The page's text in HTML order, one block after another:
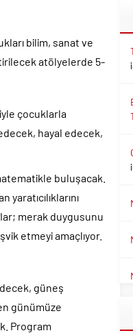
bilim, sanat ve
atölyelerde 5-
çocuklarla
hayal edecek,
buluşacak.
merak duygusunu
etmeyi amaçlıyor.
güneş
günümüze
Program